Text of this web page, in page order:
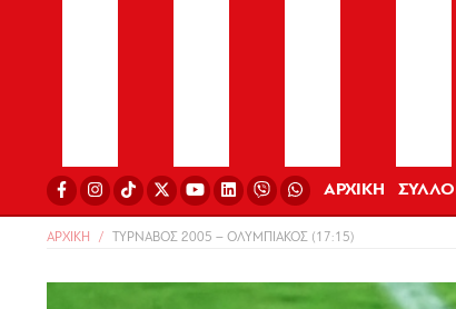
ΑΡΧΙΚΗ
ΑΡΧΙΚΗ TΥΡΝΑΒΟΣ 2005 – ΟΛΥΜΠΙΑΚΟΣ (17:15)